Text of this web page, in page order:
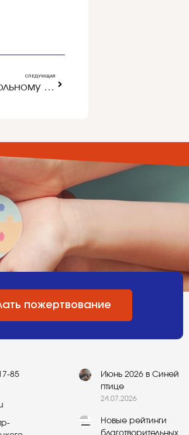
СЛЕДУЮЩАЯ
Итоги ХХ областной олимпиады по школьному краеведению
пожертвование
85
Июнь 2026 в Синей
птице
24.07.2026
Новые рейтинги
благотворительных